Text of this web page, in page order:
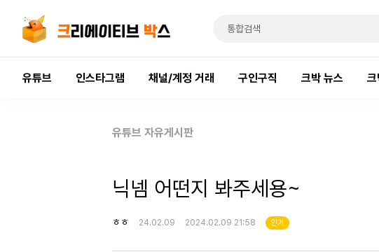
유튜브 인스타그램 채널/계정 거래 구인구직 크박 뉴스 크
유튜브 자유게시판
닉넴 어떤지 봐주세용~
ㅎㅎ 24.02.09 2024.02.09 21:58 인기